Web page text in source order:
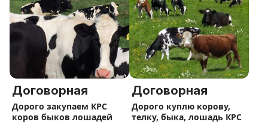
Договорная
Дорого закупаем КРС
коров быков лошадей
Договорная
Дорого куплю корову,
телку, быка, лошадь КРС